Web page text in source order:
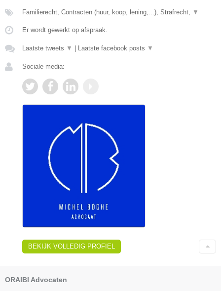
Familierecht, Contracten (huur, koop, lening,...), Strafrecht, ▼
Er wordt gewerkt op afspraak.
Laatste tweets ▼ | Laatste facebook posts ▼
Sociale media:
BEKIJK VOLLEDIG PROFIEL
ORAIBI Advocaten